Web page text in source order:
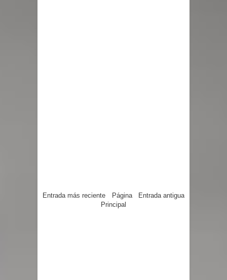
Entrada más reciente Entrada antigua
Página
Principal